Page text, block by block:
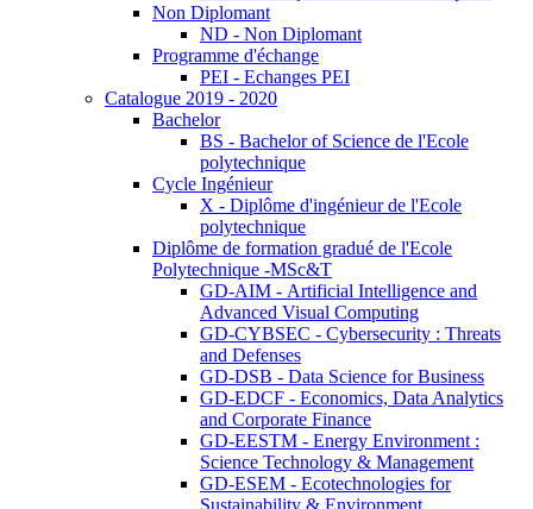
Non Diplomant
ND - Non Diplomant
Programme d'échange
PEI - Echanges PEI
Catalogue 2019 - 2020
Bachelor
BS - Bachelor of Science de l'Ecole
polytechnique
Cycle Ingénieur
X - Diplôme d'ingénieur de l'Ecole
polytechnique
Diplôme de formation gradué de l'Ecole
Polytechnique -MSc&T
GD-AIM - Artificial Intelligence and
Advanced Visual Computing
GD-CYBSEC - Cybersecurity : Threats
and Defenses
GD-DSB - Data Science for Business
GD-EDCF - Economics, Data Analytics
and Corporate Finance
GD-EESTM - Energy Environment :
Science Technology & Management
GD-ESEM - Ecotechnologies for
Sustainability & Environment